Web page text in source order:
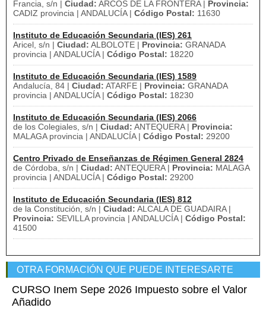
Francia, s/n | Ciudad: ARCOS DE LA FRONTERA | Provincia:
CADIZ provincia | ANDALUCÍA | Código Postal: 11630
Instituto de Educación Secundaria (IES) 261
Aricel, s/n | Ciudad: ALBOLOTE | Provincia: GRANADA
provincia | ANDALUCÍA | Código Postal: 18220
Instituto de Educación Secundaria (IES) 1589
Andalucía, 84 | Ciudad: ATARFE | Provincia: GRANADA
provincia | ANDALUCÍA | Código Postal: 18230
Instituto de Educación Secundaria (IES) 2066
de los Colegiales, s/n | Ciudad: ANTEQUERA | Provincia:
MALAGA provincia | ANDALUCÍA | Código Postal: 29200
Centro Privado de Enseñanzas de Régimen General 2824
de Córdoba, s/n | Ciudad: ANTEQUERA | Provincia: MALAGA
provincia | ANDALUCÍA | Código Postal: 29200
Instituto de Educación Secundaria (IES) 812
de la Constitución, s/n | Ciudad: ALCALA DE GUADAIRA |
Provincia: SEVILLA provincia | ANDALUCÍA | Código Postal:
41500
OTRA FORMACIÓN QUE PUEDE INTERESARTE
CURSO Inem Sepe 2026 Impuesto sobre el Valor
Añadido